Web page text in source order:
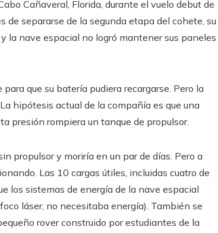
Cañaveral, Florida, durante el vuelo debut de
de separarse de la segunda etapa del cohete, su
la nave espacial no logró mantener sus paneles
que su batería pudiera recargarse. Pero la
hipótesis actual de la compañía es que una
presión rompiera un tanque de propulsor.
propulsor y moriría en un par de días. Pero a
Las 10 cargas útiles, incluidas cuatro de
los sistemas de energía de la nave espacial
láser, no necesitaba energía). También se
rover construido por estudiantes de la